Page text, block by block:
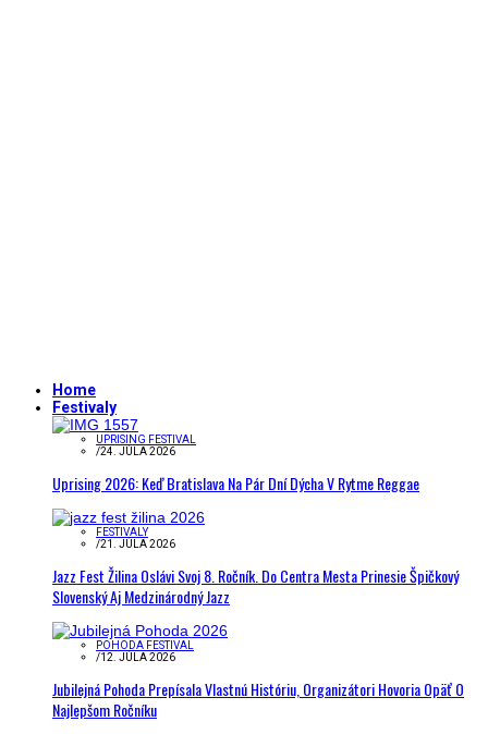
Home
Festivaly
UPRISING FESTIVAL
/24. JÚLA 2026
Uprising 2026: Keď Bratislava Na Pár Dní Dýcha V Rytme Reggae
FESTIVALY
/21. JÚLA 2026
Jazz Fest Žilina Oslávi Svoj 8. Ročník. Do Centra Mesta Prinesie Špičkový
Slovenský Aj Medzinárodný Jazz
POHODA FESTIVAL
/12. JÚLA 2026
Jubilejná Pohoda Prepísala Vlastnú Históriu, Organizátori Hovoria Opäť O
Najlepšom Ročníku